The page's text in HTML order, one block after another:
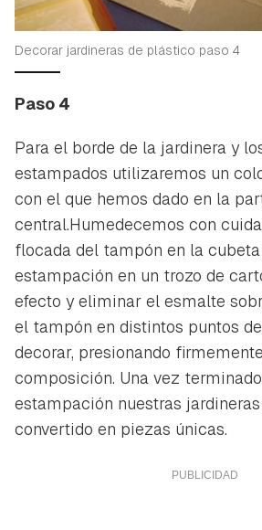
Decorar jardineras de plástico paso 4
Paso 4
Para el borde de la jardinera y
estampados utilizaremos un
con el que hemos dado en la
central.Humedecemos con
flocada del tampón en la
estampación en un trozo de
efecto y eliminar el esmalte
el tampón en distintos puntos
decorar, presionando
composición. Una vez
estampación nuestras
convertido en piezas únicas.